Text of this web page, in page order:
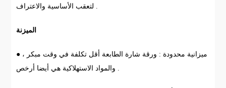
لتعقب الأساسية والاعتراف .
الميزنة
● ميزانية محدودة : ورقة شارة الطابعة أقل تكلفة في وقت مبكر ،
والمواد الاستهلاكية هي أيضا أرخص .